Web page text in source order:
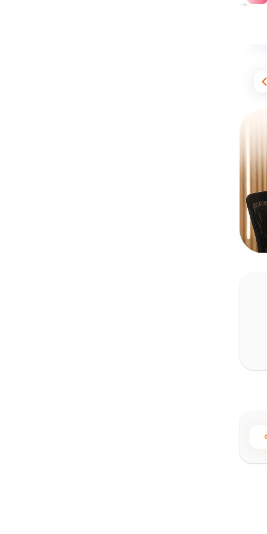
8,970,000